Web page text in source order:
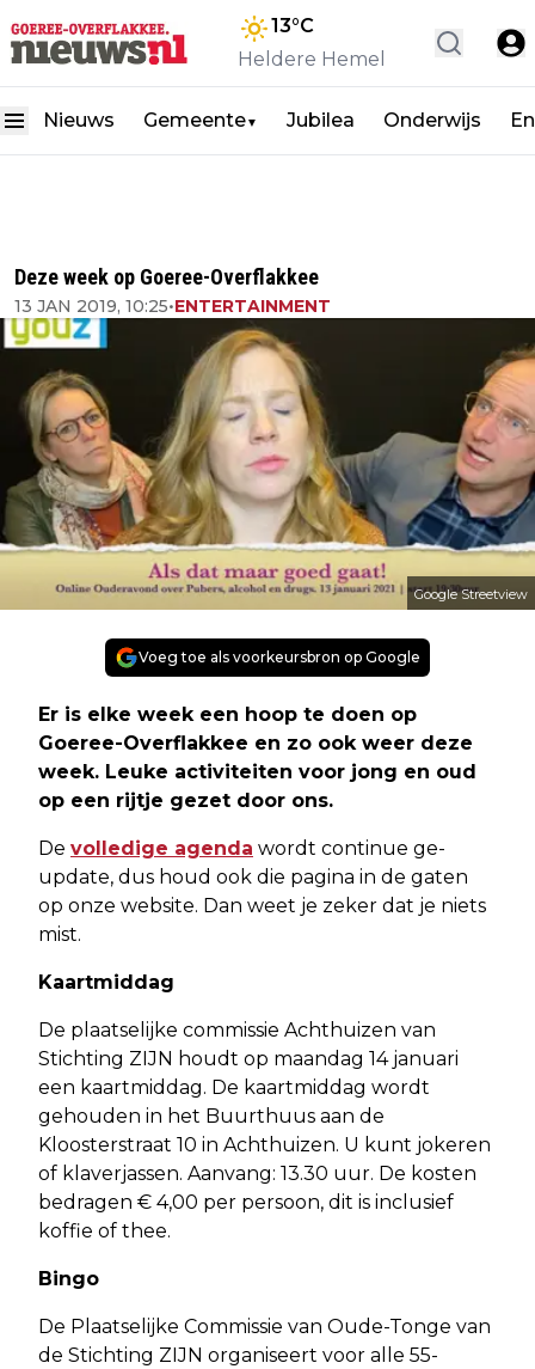
13°C
Heldere Hemel
Nieuws Gemeente▼ Jubilea Onderwijs
Deze week op Goeree-Overflakkee
13 JAN 2019, 10:25•ENTERTAINMENT
Google Streetview
Voeg toe als voorkeursbron op Google
Er is elke week een hoop te doen op
Goeree-Overflakkee en zo ook weer deze
week. Leuke activiteiten voor jong en oud
op een rijtje gezet door ons.
De volledige agenda wordt continue ge-
update, dus houd ook die pagina in de gaten
op onze website. Dan weet je zeker dat je niets
mist.
Kaartmiddag
De plaatselijke commissie Achthuizen van
Stichting ZIJN houdt op maandag 14 januari
een kaartmiddag. De kaartmiddag wordt
gehouden in het Buurthuus aan de
Kloosterstraat 10 in Achthuizen. U kunt jokeren
of klaverjassen. Aanvang: 13.30 uur. De kosten
bedragen € 4,00 per persoon, dit is inclusief
koffie of thee.
Bingo
De Plaatselijke Commissie van Oude-Tonge van
de Stichting ZIJN organiseert voor alle 55-